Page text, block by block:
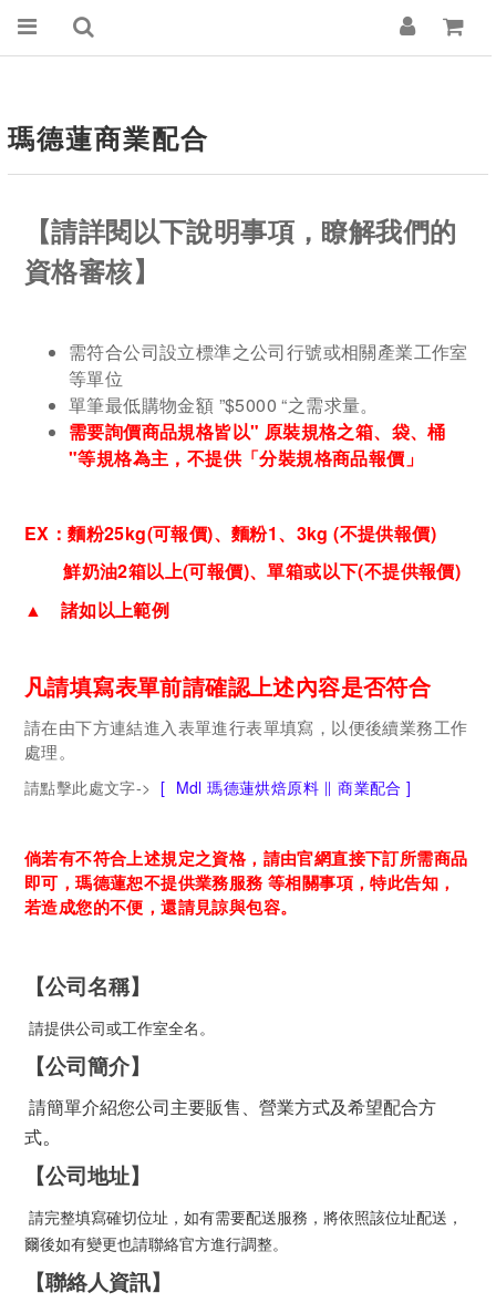
瑪德蓮商業配合
【請詳閱以下說明事項，瞭解我們的
資格審核】
需符合公司設立標準之公司行號或相關產業工作室
等單位
單筆最低購物金額 ”$5000 “之需求量。​
需要詢價商品規格皆以" 原裝規格之箱、袋、桶
"等規格為主，不提供「分裝規格商品報價」
EX：麵粉25kg(可報價)、麵粉1、3kg (不提供報價)
鮮奶油2箱以上(可報價)、單箱或以下(不提供報價)
▲ 諸如以上範例
凡請填寫表單前請確認上述內容是否符合
請在由下方連結進入表單進行表單填寫，以便後續業務工作
處理。
請點擊此處文字-> [ Mdl 瑪德蓮烘焙原料 ∥ 商業配合 ]
倘若有不符合上述規定之資格，請由官網直接下訂所需商品
即可，瑪德蓮恕不提供業務服務 等相關事項，特此告知，
若造成您的不便，還請見諒與包容。
【公司名稱】
請提供公司或工作室全名。
【公司簡介】
請簡單介紹您公司主要販售、營業方式及希望配合方
式。
【公司地址】
請完整填寫確切位址，如有需要配送服務，將依照該位址配送，
爾後如有變更也請聯絡官方進行調整。
【聯絡人資訊】